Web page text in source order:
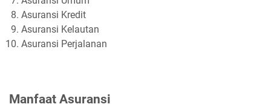
Asuransi Kredit
Asuransi Kelautan
Asuransi Perjalanan
Manfaat Asuransi